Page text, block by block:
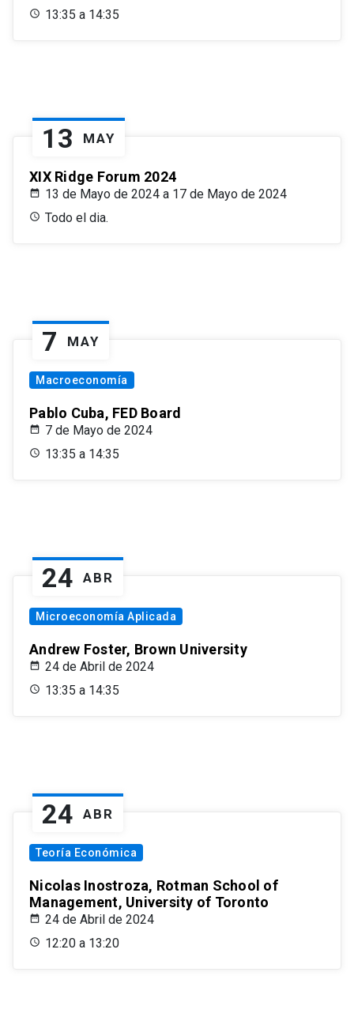
13:35 a 14:35
13 MAY
XIX Ridge Forum 2024
13 de Mayo de 2024 a 17 de Mayo de 2024
Todo el dia.
7 MAY
Macroeconomía
Pablo Cuba, FED Board
7 de Mayo de 2024
13:35 a 14:35
24 ABR
Microeconomía Aplicada
Andrew Foster, Brown University
24 de Abril de 2024
13:35 a 14:35
24 ABR
Teoría Económica
Nicolas Inostroza, Rotman School of
Management, University of Toronto
24 de Abril de 2024
12:20 a 13:20